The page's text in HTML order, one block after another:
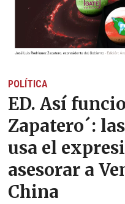
POLÍTICA
ED. Así
Zapatero´:
usa el
asesorar a
China